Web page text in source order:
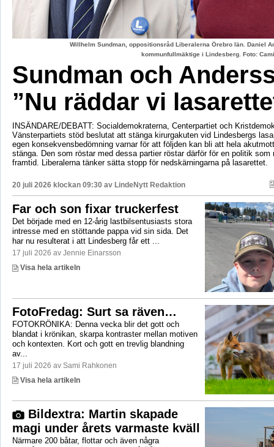
Willhelm Sundman, oppositionsråd Liberalerna Örebro län. Daniel
kommunfullmäktige i Lindesberg. Foto:
Sundman och
”Nu räddar vi
INSÄNDARE/DEBATT: Socialdemokraterna, Centerpartiet och
Vänsterpartiets stöd beslutat att stänga kirurgakuten vid Lindesbergs
egen konsekvensbedömning varnar för att följden kan bli att hela
stänga. Den som röstar med dessa partier röstar därför för en politik som
framtid. Liberalerna tänker sätta stopp för nedskärningarna på lasarettet.
20 juli 2026 klockan 09:30 av LindeNytt Redaktion
Far och son fixar truckerfest
Det började med en 12-årig lastbilsentusiasts stora
intresse med en stöttande pappa vid sin sida. Det
har nu resulterat i att Lindesberg får ett ...
17 juli 2026 av Jennie Einarsson
Visa hela artikeln
FotoFredag: Surt sa räven…
FOTOKRÖNIKA: Denna vecka blir det gott och
blandat i krönikan, skarpa kontraster mellan motiven
och kontexten. Kort och gott en trevlig blandning
av...
17 juli 2026 av Sami Rahkonen
Visa hela artikeln
Bildextra: Martin skapade
magi under årets varmaste kväll
Närmare 200 båtar, flottar och även några